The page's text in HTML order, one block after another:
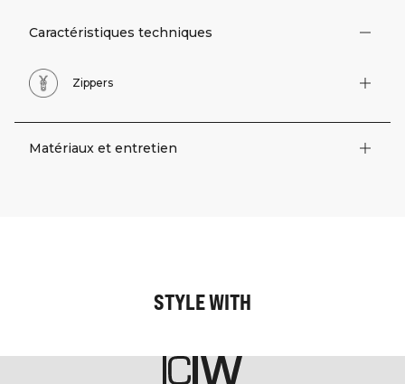
Caractéristiques techniques
Zippers
Matériaux et entretien
STYLE WITH